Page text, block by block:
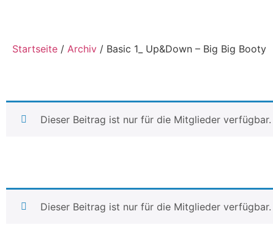
Startseite / Archiv / Basic 1_ Up&Down – Big Big Booty
Dieser Beitrag ist nur für die Mitglieder
Dieser Beitrag ist nur für die Mitglieder